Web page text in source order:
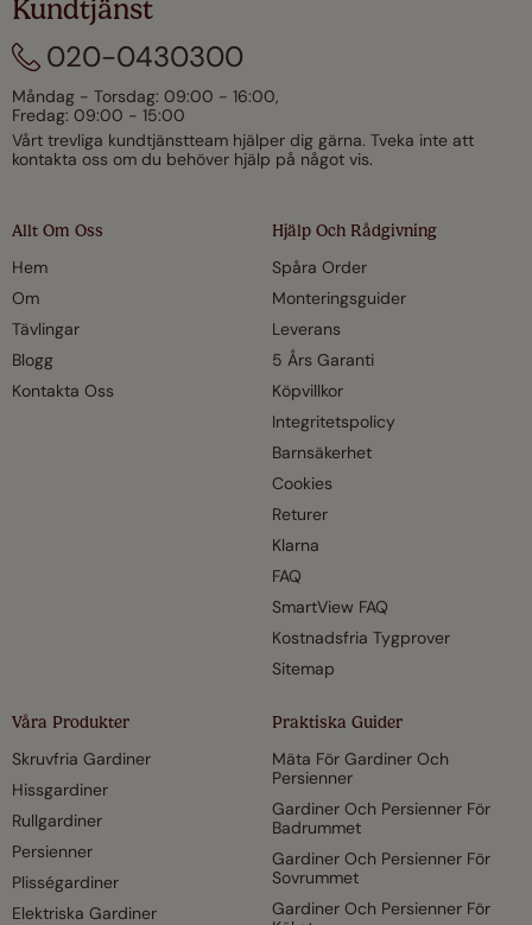
Allt Om Oss
Hem
Om
Tävlingar
Blogg
Kontakta Oss
Hjälp Och Rådgivning
Spåra Order
Monteringsguider
Leverans
5 Års Garanti
Köpvillkor
Integritetspolicy
Barnsäkerhet
Cookies
Returer
Klarna
FAQ
SmartView FAQ
Kostnadsfria Tygprover
Sitemap
Våra Produkter
Skruvfria Gardiner
Hissgardiner
Rullgardiner
Persienner
Plisségardiner
Elektriska Gardiner
Praktiska Guider
Mäta För Gardiner Och
Persienner
Gardiner Och Persienner För
Badrummet
Gardiner Och Persienner För
Sovrummet
Gardiner Och Persienner För
Kundtjänst
020-0430300
Måndag - Torsdag: 09:00 - 16:00,
Fredag: 09:00 - 15:00
Vårt trevliga kundtjänstteam hjälper dig gärna. Tveka inte att
kontakta oss om du behöver hjälp på något vis.